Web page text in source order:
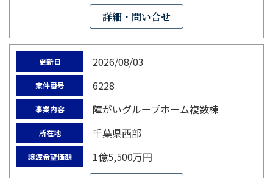
詳細・問い合せ
更新日 2026/08/03
案件番号 6228
事業内容 障がいグループホーム複数棟
所在地 千葉県西部
譲渡希望価額 1億5,500万円